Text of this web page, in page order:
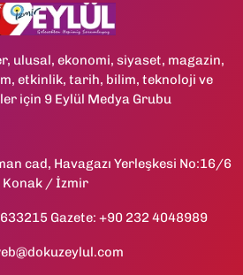
ulusal, ekonomi, siyaset, magazin,
etkinlik, tarih, bilim, teknoloji ve
için 9 Eylül Medya Grubu
cad, Havagazı Yerleşkesi No:16/6
Konak / İzmir
Gazete: +90 232 4048989